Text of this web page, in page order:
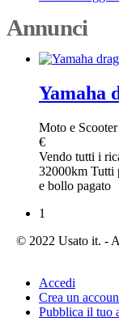
Annunci
Yamaha
Moto e Scooter
€
Vendo tutti i
32000km Tutti
e bollo pagato
1
© 2022 Usato it. -
Accedi
Crea un
Pubblica il tuo